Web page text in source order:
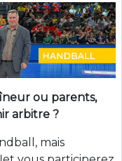
ou parents,
arbitre ?
mais